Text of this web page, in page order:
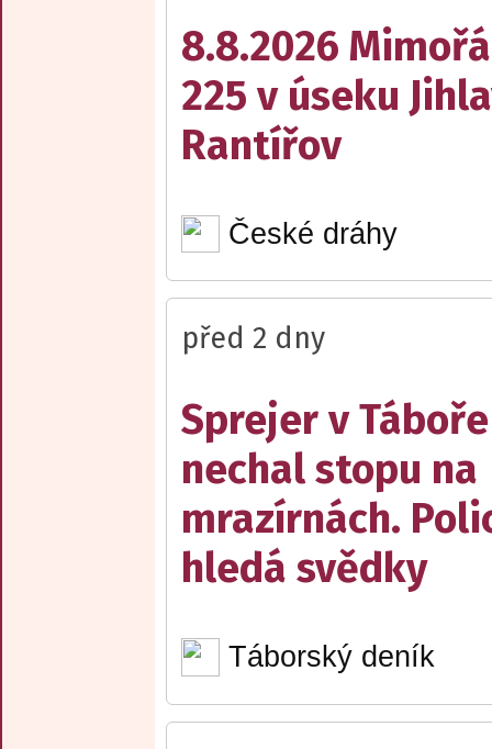
8.8.2026
225 v úseku
Rantířov
České dráhy
před 2 dny
Sprejer v Táboře
nechal stopu na
mrazírnách.
hledá svědky
Táborský deník